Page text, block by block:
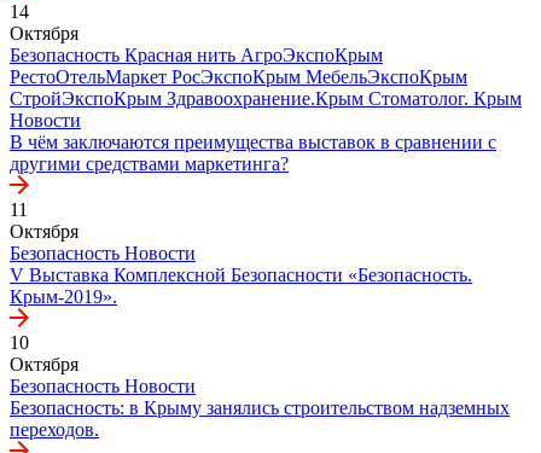
14
Октября
Безопасность Красная нить АгроЭкспоКрым
РестоОтельМаркет РосЭкспоКрым МебельЭкспоКрым
СтройЭкспоКрым Здравоохранение.Крым Стоматолог. Крым
Новости
В чём заключаются преимущества выставок в сравнении с
другими средствами маркетинга?
11
Октября
Безопасность Новости
V Выставка Комплексной Безопасности «Безопасность.
Крым-2019».
10
Октября
Безопасность Новости
Безопасность: в Крыму занялись строительством надземных
переходов.